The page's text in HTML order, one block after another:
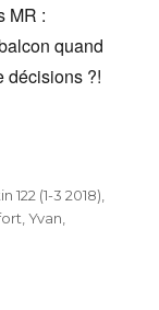
MR :
quand
décisions ?!
122 (1-3 2018)
Yvan